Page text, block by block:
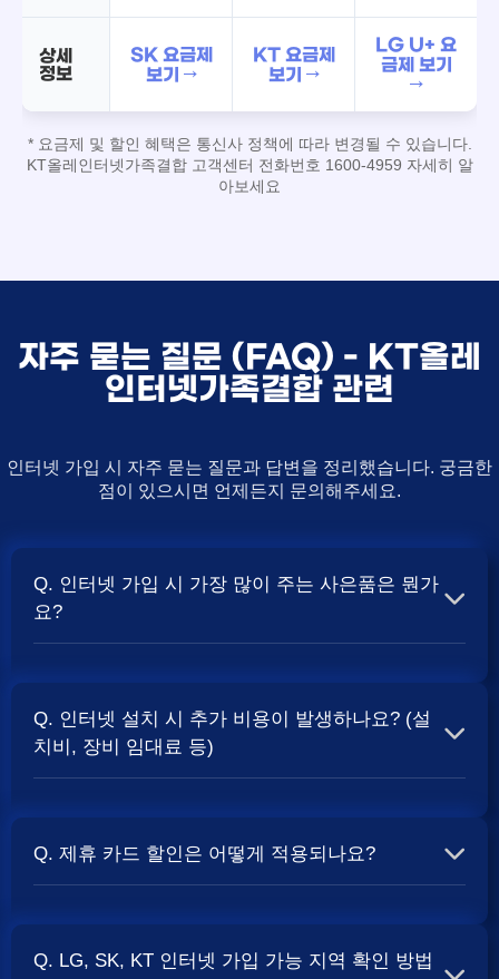
상세
정보
SK 요금제
보기 →
KT 요금제
보기 →
LG U+ 요
금제 보기
→
* 요금제 및 할인 혜택은 통신사 정책에 따라 변경될 수 있습니다.
KT올레인터넷가족결합 고객센터 전화번호 1600-4959 자세히 알
아보세요
자주 묻는 질문 (FAQ) - KT올레
인터넷가족결합 관련
인터넷 가입 시 자주 묻는 질문과 답변을 정리했습니다. 궁금한
점이 있으시면 언제든지 문의해주세요.
Q. 인터넷 가입 시 가장 많이 주는 사은품은 뭔가
요?
보통 500Mbps 또는 1Gbps 인터넷을 TV와 결합하여 가입
할 때 현금 사은품 및 상품권 혜택이 더 크게 지급되는 경향
Q. 인터넷 설치 시 추가 비용이 발생하나요? (설
치비, 장비 임대료 등)
청구되는 경우가 많습니다. 다만, 인터넷 상품 및 프로모션
책 확인 필수.
Q. 제휴 카드 할인은 어떻게 적용되나요?
서 일정 금액이 할인됩니다. 할인 금액과 조건은 카드사 및
Q. LG, SK, KT 인터넷 가입 가능 지역 확인 방법